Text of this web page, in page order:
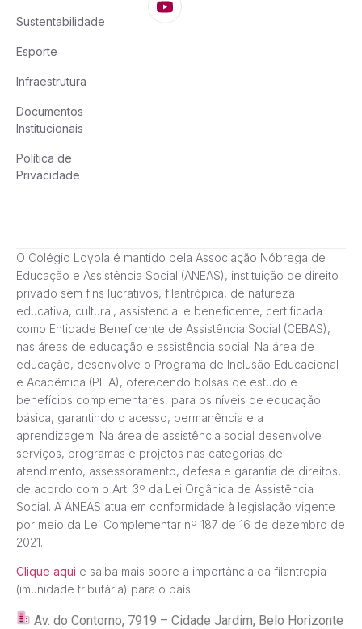
Sustentabilidade
Esporte
Infraestrutura
Documentos
Institucionais
Política de
Privacidade
O Colégio Loyola é mantido pela Associação Nóbrega de
Educação e Assistência Social (ANEAS), instituição de direito
privado sem fins lucrativos, filantrópica, de natureza
educativa, cultural, assistencial e beneficente, certificada
como Entidade Beneficente de Assistência Social (CEBAS),
nas áreas de educação e assistência social. Na área de
educação, desenvolve o Programa de Inclusão Educacional
e Acadêmica (PIEA), oferecendo bolsas de estudo e
benefícios complementares, para os níveis de educação
básica, garantindo o acesso, permanência e a
aprendizagem. Na área de assistência social desenvolve
serviços, programas e projetos nas categorias de
atendimento, assessoramento, defesa e garantia de direitos,
de acordo com o Art. 3º da Lei Orgânica de Assistência
Social. A ANEAS atua em conformidade à legislação vigente
por meio da Lei Complementar nº 187 de 16 de dezembro de
2021.
Clique aqui e saiba mais sobre a importância da filantropia
(imunidade tributária) para o país.
Av. do Contorno, 7919 – Cidade Jardim, Belo Horizonte